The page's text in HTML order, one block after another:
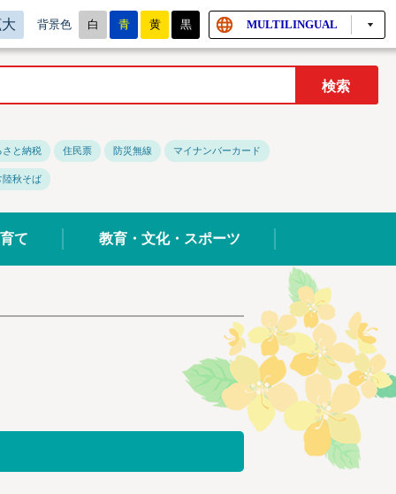
背景色 白 青 黄 黒 MULTILINGUAL
さと納税 住民票 防災無線 マイナンバーカード
陸秋そば
て 教育・文化・スポーツ